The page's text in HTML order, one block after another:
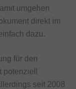
umgehen
direkt im
dazu.
für den
seit 2008